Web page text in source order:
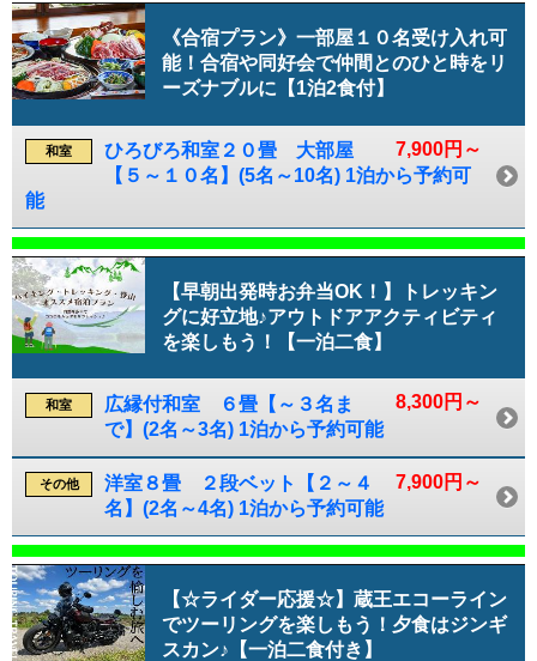
《合宿プラン》一部屋１０名受け入れ可
能！合宿や同好会で仲間とのひと時をリ
ーズナブルに【1泊2食付】
7,900円～
和室
ひろびろ和室２０畳 大部屋
【５～１０名】(5名～10名) 1泊から予約可
能
【早朝出発時お弁当OK！】トレッキン
グに好立地♪アウトドアアクティビティ
を楽しもう！【一泊二食】
8,300円～
和室
広縁付和室 ６畳【～３名ま
で】(2名～3名) 1泊から予約可能
7,900円～
その他
洋室８畳 ２段ベット【２～４
名】(2名～4名) 1泊から予約可能
【☆ライダー応援☆】蔵王エコーライン
でツーリングを楽しもう！夕食はジンギ
スカン♪【一泊二食付き】